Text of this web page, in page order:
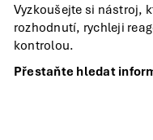
Vyzkoušejte si nástroj,
rozhodnutí, rychleji
kontrolou.
Přestaňte hledat